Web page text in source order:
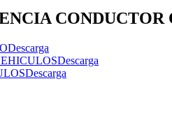
Descarga
Descarga
Descarga